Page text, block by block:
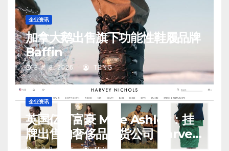
企业资讯
加拿大鹅出售旗下功能性鞋履品牌
Baffin
8 月 8, 2026 TENG
企业资讯
英国亿万富豪 Mike Ashley：挂
牌出售的奢侈品百货公司 Harvey
8 月 8, 2026 TENG